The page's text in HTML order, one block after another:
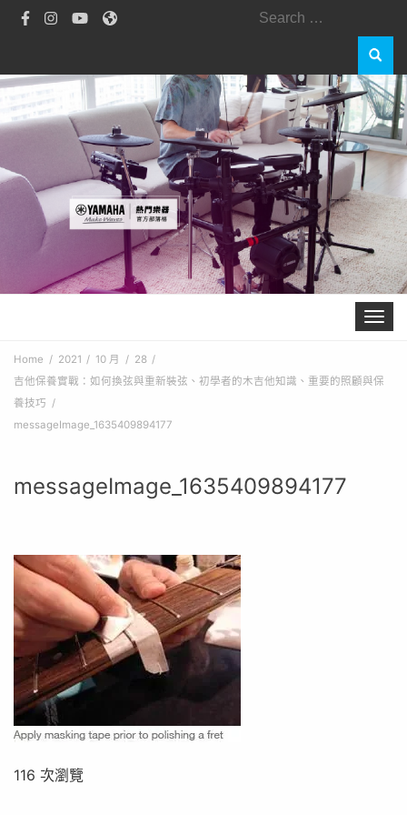
Search
Toggle
Home 2021 10 月
28
吉他保養實戰：如何換弦與重新裝弦、初學者的木吉他知識、重要的照顧與保
養技巧
messageImage_1635409894177
messageImage_1635409894177
116 次瀏覽